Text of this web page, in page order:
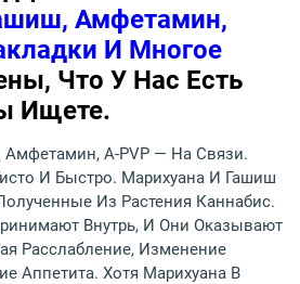
Амфетамин,
И Многое
Что У Нас Есть
Ищете.
A-PVP — На Связи.
И Быстро. Марихуана И Гашиш
Из Растения Каннабис.
Внутрь, И Они Оказывают
Расслабление, Изменение
Аппетита. Хотя Марихуана В